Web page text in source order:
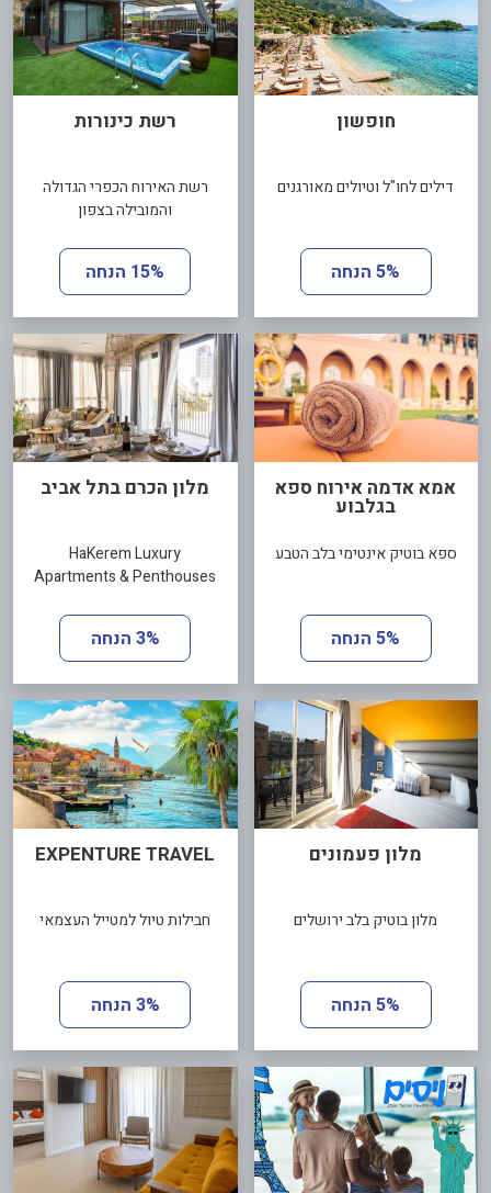
חופשון
דילים לחו"ל וטיולים מאורגנים
5% הנחה
רשת כינורות
רשת האירוח הכפרי הגדולה
והמובילה בצפון
15% הנחה
אמא אדמה אירוח ספא
בגלבוע
ספא בוטיק אינטימי בלב הטבע
5% הנחה
מלון הכרם בתל אביב
HaKerem Luxury
Apartments & Penthouses
3% הנחה
מלון פעמונים
מלון בוטיק בלב ירושלים
5% הנחה
EXPENTURE TRAVEL
חבילות טיול למטייל העצמאי
3% הנחה